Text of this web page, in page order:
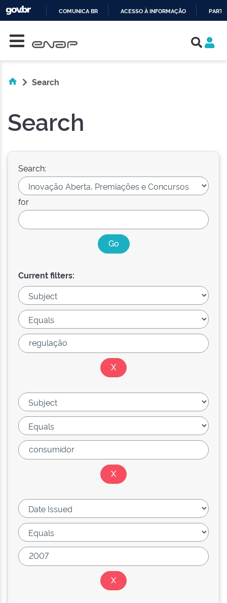
COMUNICA BR ACESSO À INFORMAÇÃO
Search
Search
Search:
for
Current filters: